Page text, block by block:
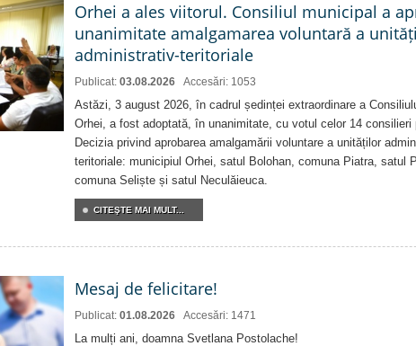
Orhei a ales viitorul. Consiliul municipal a
unanimitate amalgamarea voluntară a
administrativ-teritoriale
Publicat: 03.08.2026 Accesări: 1053
Astăzi, 3 august 2026, în cadrul ședinței extraordinare a
Orhei, a fost adoptată, în unanimitate, cu votul celor 14 consilieri
Decizia privind aprobarea amalgamării voluntare a unităților
teritoriale: municipiul Orhei, satul Bolohan, comuna Piatra, satul
comuna Seliște și satul Neculăieuca.
CITEŞTE MAI MULT...
Mesaj de felicitare!
Publicat: 01.08.2026 Accesări: 1471
La mulți ani, doamna Svetlana Postolache!